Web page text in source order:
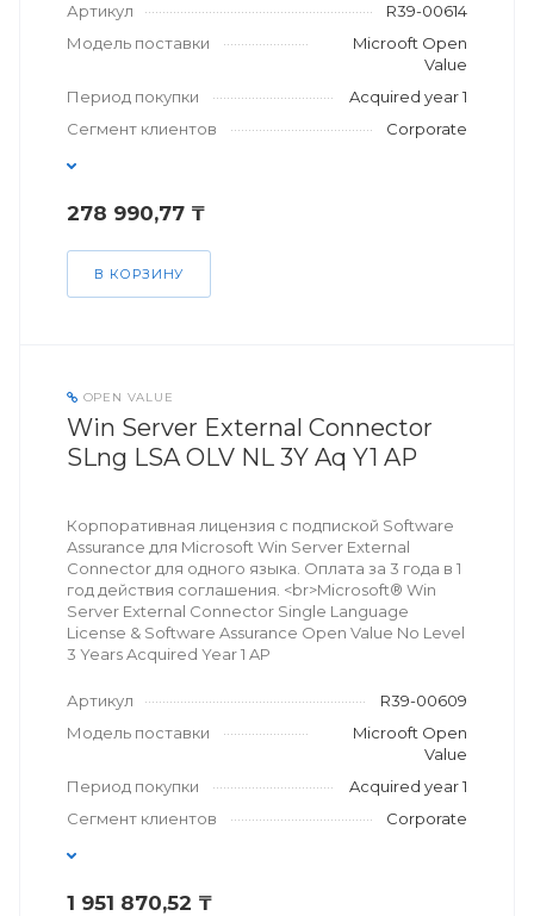
Артикул
R39-00614
Модель поставки
Microoft Open
Value
Период покупки
Acquired year 1
Сегмент клиентов
Corporate
278 990,77 ₸
В КОРЗИНУ
OPEN VALUE
Win Server External Connector
SLng LSA OLV NL 3Y Aq Y1 AP
Корпоративная лицензия с подпиской Software
Assurance для Microsoft Win Server External
Connector для одного языка. Оплата за 3 года в 1
год действия соглашения. <br>Microsoft® Win
Server External Connector Single Language
License & Software Assurance Open Value No Level
3 Years Acquired Year 1 AP
Артикул
R39-00609
Модель поставки
Microoft Open
Value
Период покупки
Acquired year 1
Сегмент клиентов
Corporate
1 951 870,52 ₸